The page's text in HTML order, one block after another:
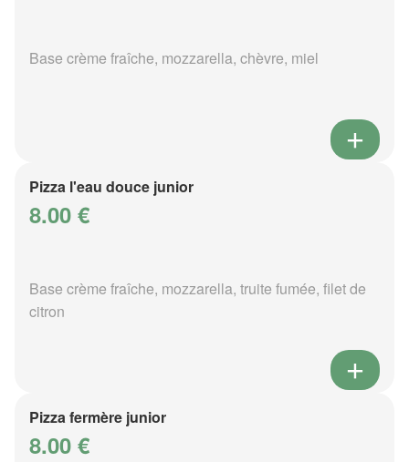
Base crème fraîche, mozzarella, chèvre, miel
Pizza l'eau douce junior
8.00 €
Base crème fraîche, mozzarella, truite fumée, filet de
citron
Pizza fermère junior
8.00 €